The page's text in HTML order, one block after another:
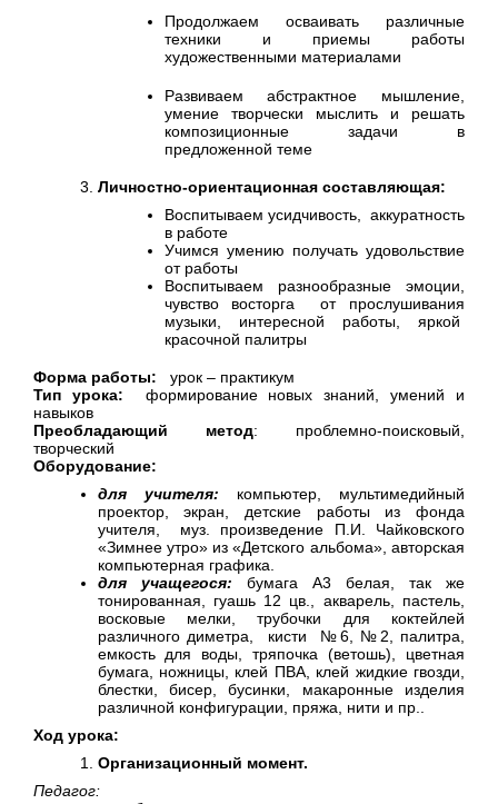
Продолжаем осваивать различные
техники и приемы работы
художественными материалами
Развиваем абстрактное мышление,
умение творчески мыслить и решать
композиционные задачи в
предложенной теме
Личностно-ориентационная составляющая:
Воспитываем усидчивость, аккуратность
в работе
Учимся умению получать удовольствие
от работы
Воспитываем разнообразные эмоции,
чувство восторга от прослушивания
музыки, интересной работы, яркой
красочной палитры
Форма работы: урок – практикум
Тип урока: формирование новых знаний, умений и
навыков
Преобладающий метод: проблемно-поисковый,
творческий
Оборудование:
для учителя: компьютер, мультимедийный
проектор, экран, детские работы из фонда
учителя, муз. произведение П.И. Чайковского
«Зимнее утро» из «Детского альбома», авторская
компьютерная графика.
для учащегося: бумага А3 белая, так же
тонированная, гуашь 12 цв., акварель, пастель,
восковые мелки, трубочки для коктейлей
различного диметра, кисти №6, №2, палитра,
емкость для воды, тряпочка (ветошь), цветная
бумага, ножницы, клей ПВА, клей жидкие гвозди,
блестки, бисер, бусинки, макаронные изделия
различной конфигурации, пряжа, нити и пр..
Ход урока:
Организационный момент.
Педагог: